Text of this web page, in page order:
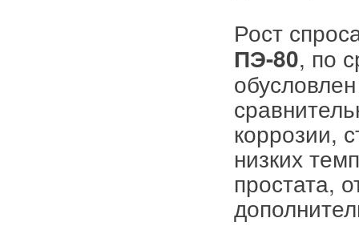
Рост
ПЭ-80, по
коррозии,
низких
простата,